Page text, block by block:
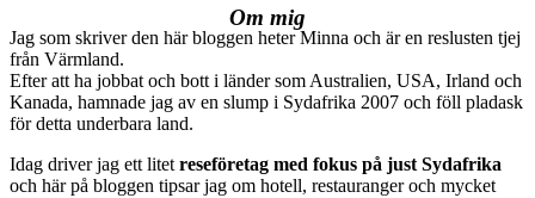
Om mig
Jag som skriver den här bloggen heter Minna och är en reslusten tjej
från Värmland.
Efter att ha jobbat och bott i länder som Australien, USA, Irland och
Kanada, hamnade jag av en slump i Sydafrika 2007 och föll pladask
för detta underbara land.
Idag driver jag ett litet reseföretag med fokus på just Sydafrika
och här på bloggen tipsar jag om hotell, restauranger och mycket